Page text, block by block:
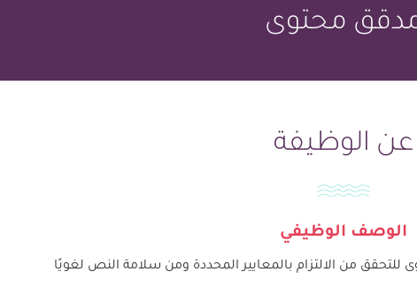
محتوى
عن الوظيفة
الوصف الوظيفي
من الالتزام بالمعايير المحددة ومن سلامة النص لغويًا